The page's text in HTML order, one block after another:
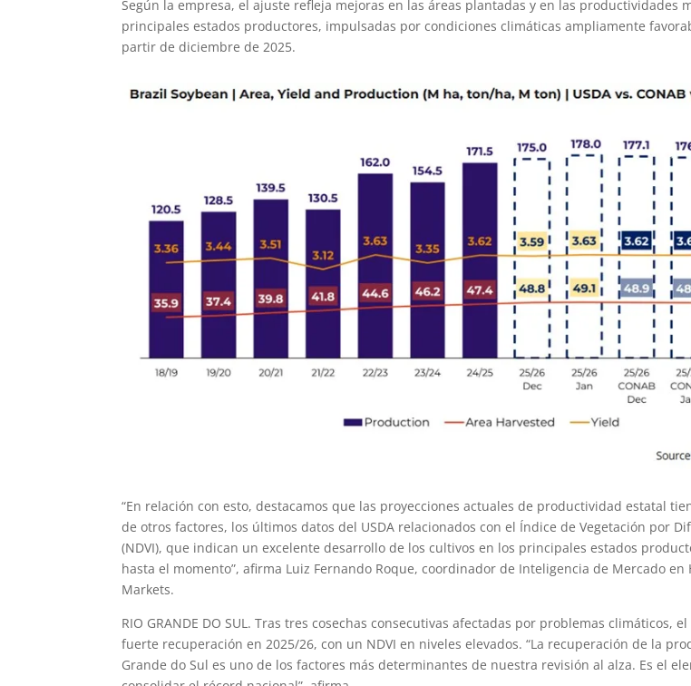
Según la empresa, el ajuste refleja mejoras en las áreas plantadas y en las productividades
principales estados productores, impulsadas por condiciones climáticas ampliamente
partir de diciembre de 2025.
“En relación con esto, destacamos que las proyecciones actuales de productividad estatal
de otros factores, los últimos datos del USDA relacionados con el Índice de Vegetación por
(NDVI), que indican un excelente desarrollo de los cultivos en los principales estados
hasta el momento”, afirma Luiz Fernando Roque, coordinador de Inteligencia de Mercado en
Markets.
RIO GRANDE DO SUL. Tras tres cosechas consecutivas afectadas por problemas climáticos,
fuerte recuperación en 2025/26, con un NDVI en niveles elevados. “La recuperación de la
Grande do Sul es uno de los factores más determinantes de nuestra revisión al alza. Es el